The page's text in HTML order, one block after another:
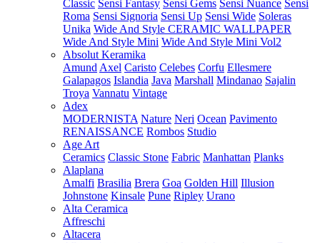
Classic Sensi Fantasy Sensi Gems Sensi Nuance Sensi
Roma Sensi Signoria Sensi Up Sensi Wide Soleras
Unika Wide And Style CERAMIC WALLPAPER
Wide And Style Mini Wide And Style Mini Vol2
Absolut Keramika
Amund Axel Caristo Celebes Corfu Ellesmere
Galapagos Islandia Java Marshall Mindanao Sajalin
Troya Vannatu Vintage
Adex
MODERNISTA Nature Neri Ocean Pavimento
RENAISSANCE Rombos Studio
Age Art
Ceramics Classic Stone Fabric Manhattan Planks
Alaplana
Amalfi Brasilia Brera Goa Golden Hill Illusion
Johnstone Kinsale Pune Ripley Urano
Alta Ceramica
Affreschi
Altacera